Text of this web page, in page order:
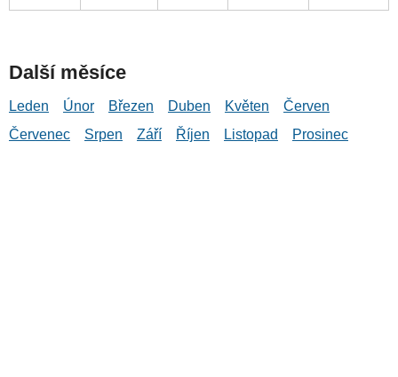
Další měsíce
Leden Únor Březen Duben Květen
Červen
Červenec
Srpen Září Říjen Listopad Prosinec